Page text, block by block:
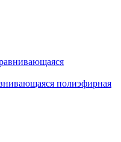
полиэфирная